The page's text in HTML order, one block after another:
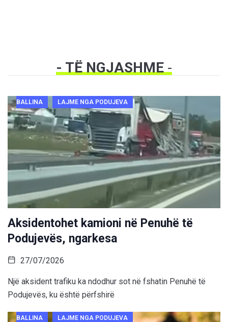
- TË NGJASHME-
BALLINA LAJME NGA PODUJEVA
Aksidentohet kamioni në Penuhë të
Podujevës, ngarkesa
27/07/2026
Një aksident trafiku ka ndodhur sot në fshatin Penuhë të
Podujevës, ku është përfshirë
BALLINA LAJME NGA PODUJEVA